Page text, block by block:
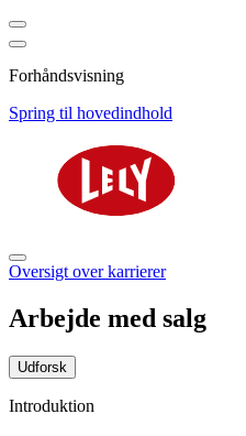
Forhåndsvisning
Spring til hovedindhold
Oversigt over karrierer
Arbejde med salg
Udforsk
Introduktion